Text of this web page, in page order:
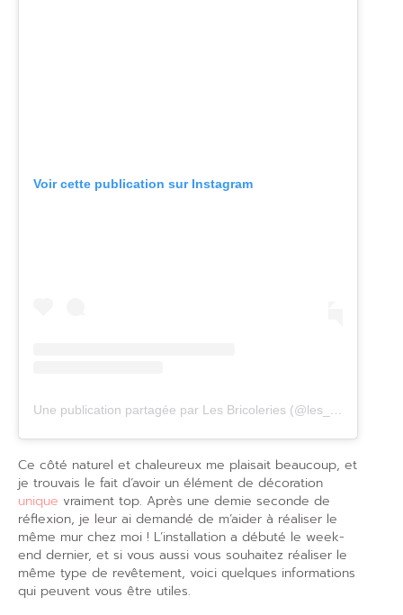
Voir cette publication sur Instagram
Une publication partagée par Les Bricoleries (@les_bricoleries)
Ce côté naturel et chaleureux me plaisait beaucoup, et
je trouvais le fait d’avoir un élément de décoration
unique vraiment top. Après une demie seconde de
réflexion, je leur ai demandé de m’aider à réaliser le
même mur chez moi ! L’installation a débuté le week-
end dernier, et si vous aussi vous souhaitez réaliser le
même type de revêtement, voici quelques informations
qui peuvent vous être utiles.